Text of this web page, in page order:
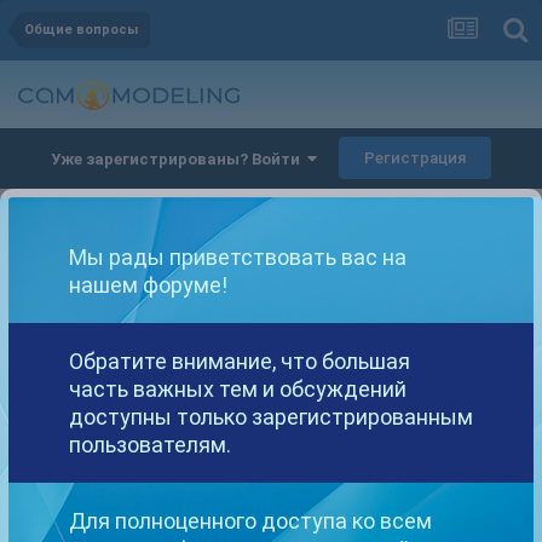
Общие вопросы
Уже зарегистрированы? Войти Регистрация
Работа через внж Болгарии
25 октября, 2025
Марсик
Всем прекрасным людям привет! Я скоро еду в Болгарию
получать ВНЖ и я хочу на него создать онлифанс, те кто делал так
расскажите пожалуйста как платить налоги? Не было ли ситуаций
запрещено создание порно…..
Буду безумно благодарна
Мы рады приветствовать вас на
нашем форуме!
Обратите внимание, что большая
часть важных тем и обсуждений
доступны только зарегистрированным
пользователям.
Для полноценного доступа ко всем